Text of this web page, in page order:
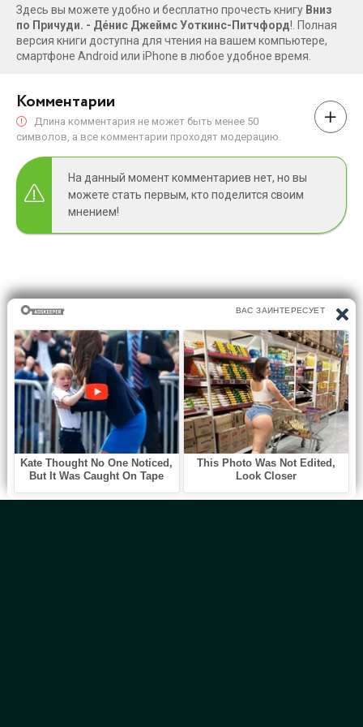
Здесь вы можете удобно и бесплатно прочесть книгу Вниз
по Причуди. - Дéнис Джеймс Уоткинс-Питчфорд!. Полная
версия книги доступна для чтения на вашем компьютере,
смартфоне Android или iPhone в любое удобное время.
Комментарии
Длина комментария не может быть менее 50
символов, а все комментарии проходят модерацию.
На данный момент комментариев нет, но вы
можете стать первым, кто поделится своим
мнением!